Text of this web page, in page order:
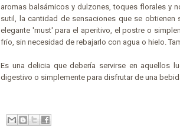
aromas balsámicos y dulzones, toques florales y
sutil, la cantidad de sensaciones que se
elegante 'must' para el aperitivo, el postre o
frío, sin necesidad de rebajarlo con agua o hielo.
Es una delicia que debería servirse en aquellos
digestivo o simplemente para disfrutar de una